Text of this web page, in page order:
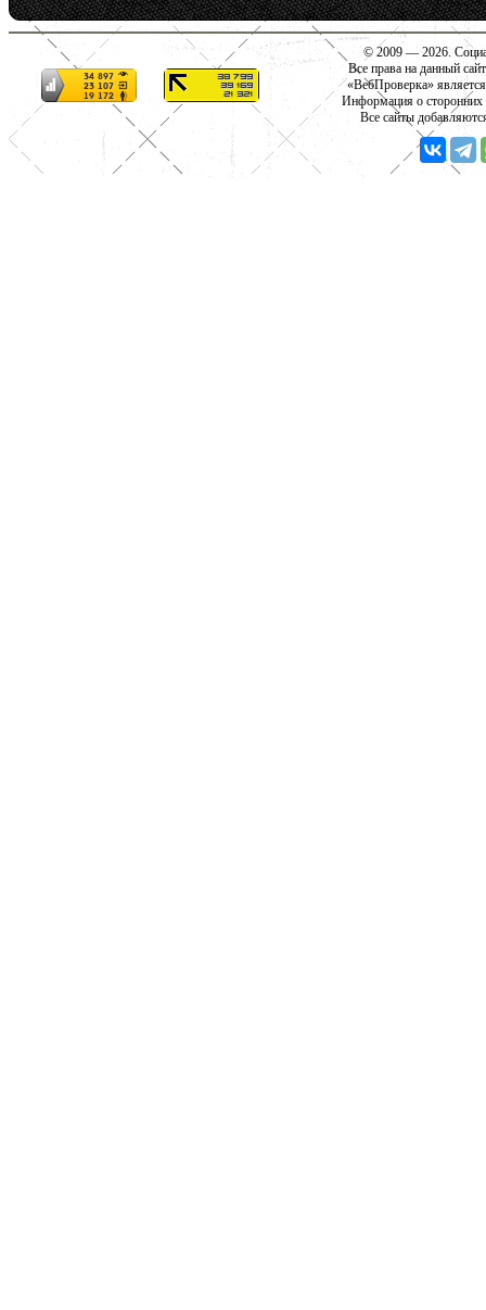
© 2009 — 2026.
Все права на данный
«ВебПроверка»
Информация о сторонних
Все сайты